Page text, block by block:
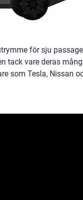
för sju
tack vare deras
som Tesla, Nissan